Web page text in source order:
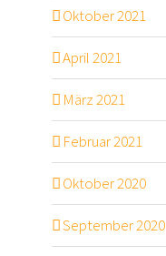
Oktober 2021
April 2021
März 2021
Februar 2021
Oktober 2020
September 2020